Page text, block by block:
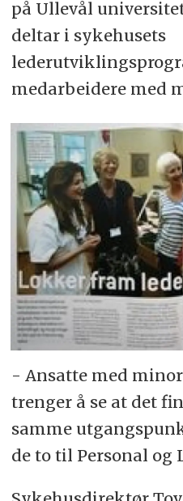
på Ullevål
deltar i sykehusets
medarbeidere med
- Ansatte med
trenger å se at det
samme
de to til Personal og